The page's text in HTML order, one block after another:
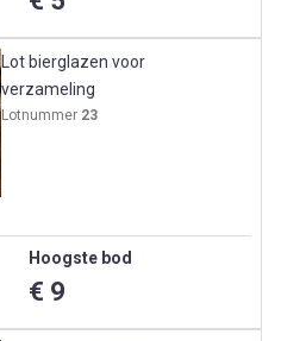
Lot bierglazen voor
verzameling
Lotnummer 23
Hoogste bod
€ 9